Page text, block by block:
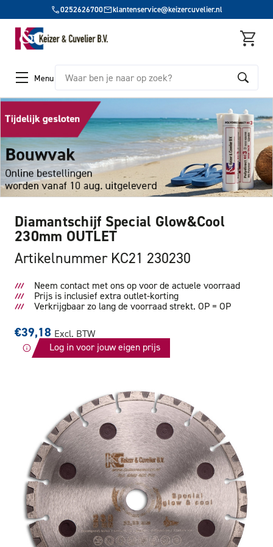
0252626700 klantenservice@keizercuvelier.nl
Menu Zoeken
Diamantschijf Special Glow&Cool
230mm OUTLET
Artikelnummer KC21 230230
Neem contact met ons op voor de actuele voorraad
Prijs is inclusief extra outlet-korting
Verkrijgbaar zo lang de voorraad strekt. OP = OP
€39,18 Excl. BTW
Log in voor jouw eigen prijs